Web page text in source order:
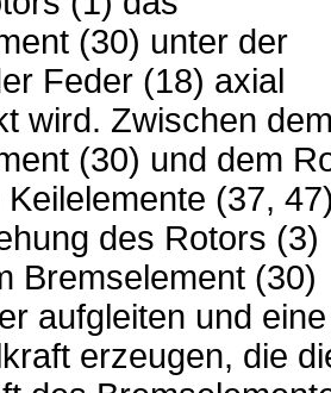
(30) unter der
Feder (18) axial
wird. Zwischen
(30) und dem
(37,
des Rotors (3)
Bremselement (30)
aufgleiten und eine
erzeugen, die